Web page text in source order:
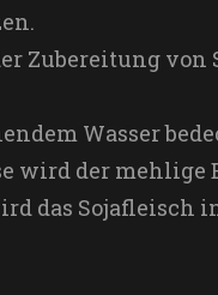
Zubereitung
Wasser
wird der mehlige
das Sojafleisch